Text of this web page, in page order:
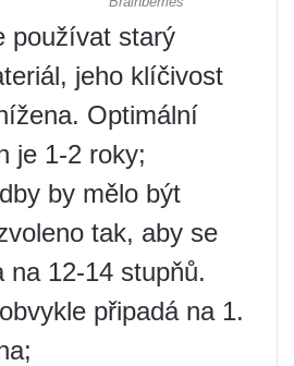
používat starý
jeho klíčivost
Optimální
je 1-2 roky;
by mělo být
tak, aby se
na 12-14 stupňů.
připadá na 1.